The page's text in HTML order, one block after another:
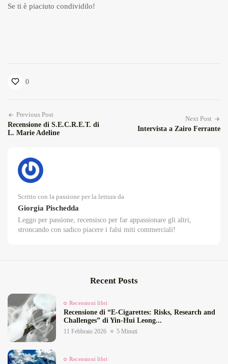
Se ti è piaciuto condividilo!
0
Previous Post
Recensione di S.E.C.R.E.T. di
L. Marie Adeline
Next Post
Intervista a Zairo Ferrante
Scritto con la passione per la lettura da
Giorgia Pischedda
Leggo per passione, recensisco per far appassionare gli altri,
stroncando con sadico piacere i falsi miti commerciali!
Recent Posts
Recensioni libri
Recensione di “E‑Cigarettes: Risks, Research and
Challenges” di Yin‑Hui Leong...
11 Febbraio 2026 5 Minuti
Recensioni libri